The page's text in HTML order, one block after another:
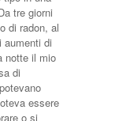
tre giorni
di radon, al
aumenti di
notte il mio
di
essere
o si